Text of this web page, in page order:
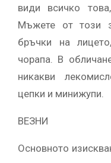
види всичко
Мъжете от този
бръчки на
чорапа. В
никакви
цепки и минижупи.
ВЕЗНИ
Основното